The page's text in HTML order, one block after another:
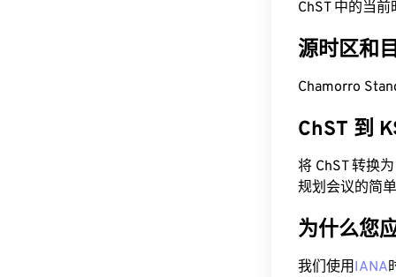
ChST 中的当
源时区和
Chamorro
ChST 到
将 ChST 转换
规划会议的简
为什么您
我们使用IANA